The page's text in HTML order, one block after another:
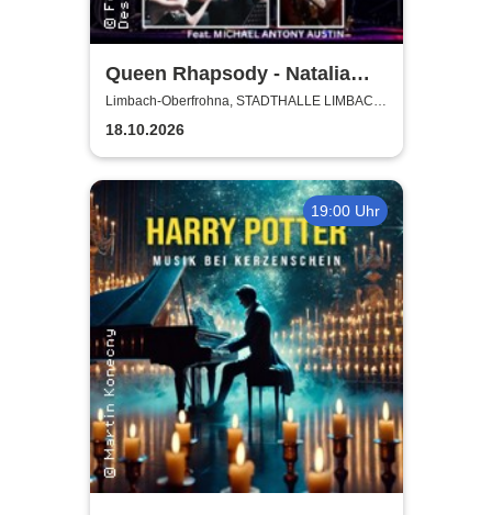
Queen Rhapsody - Natalia
Posnova und Michael Antony
Austin - Cinematic Symphony
Limbach-Oberfrohna, STADTHALLE LIMBACH-
OBERFROHNA
18.10.2026
19:00 Uhr